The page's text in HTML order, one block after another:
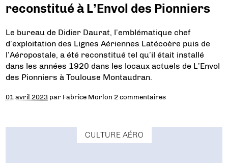
reconstitué à L’Envol des Pionniers
Le bureau de Didier Daurat, l’emblématique chef
d’exploitation des Lignes Aériennes Latécoère puis de
l’Aéropostale, a été reconstitué tel qu’il était installé
dans les années 1920 dans les locaux actuels de L’Envol
des Pionniers à Toulouse Montaudran.
01 avril 2023 par Fabrice Morlon 2 commentaires
CULTURE AÉRO